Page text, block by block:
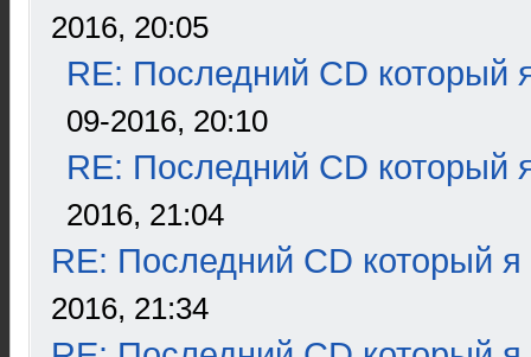
2016, 20:05
RE: Последний CD который
09-2016, 20:10
RE: Последний CD который
2016, 21:04
RE: Последний CD который я
2016, 21:34